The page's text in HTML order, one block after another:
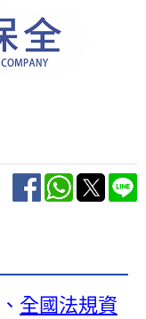
、 全國法規資